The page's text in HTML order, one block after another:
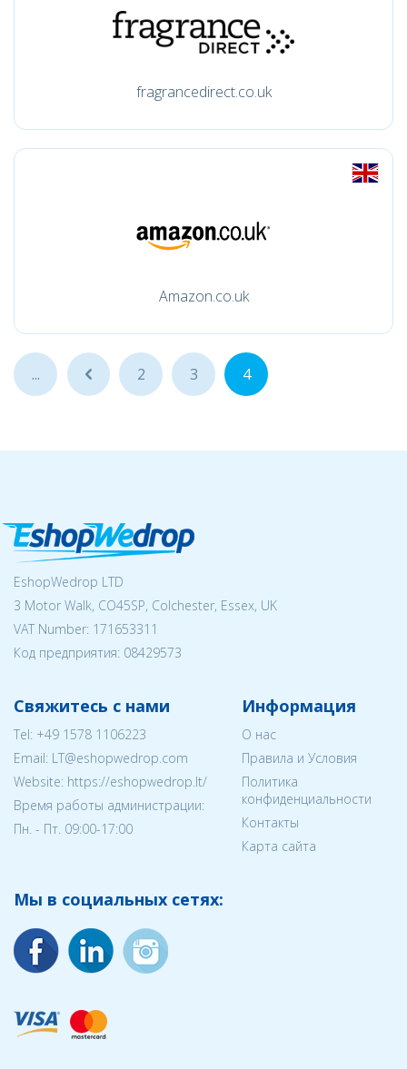
fragrancedirect.co.uk
Amazon.co.uk
... ... 2 3 4
EshopWedrop LTD
3 Motor Walk, CO45SP, Colchester, Essex, UK
VAT Number: 171653311
Код предприятия: 08429573
Свяжитесь с нами
Tel: +49 1578 1106223
Email: LT@eshopwedrop.com
Website: https://eshopwedrop.lt/
Время работы администрации:
Пн. - Пт. 09:00-17:00
Информация
О нас
Правила и Условия
Политика
конфиденциальности
Контакты
Карта сайта
Мы в социальных сетях: